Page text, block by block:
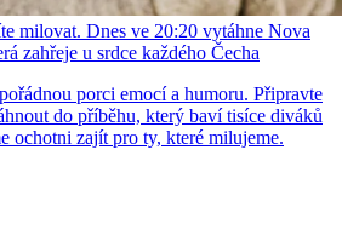
milovat. Dnes ve 20:20 vytáhne Nova
zahřeje u srdce každého Čecha
porci emocí a humoru. Připravte
do příběhu, který baví tisíce diváků
ochotni zajít pro ty, které milujeme.